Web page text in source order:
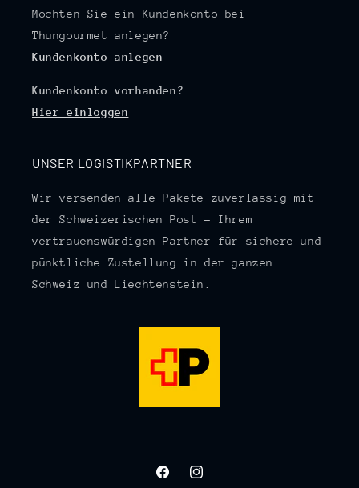
Möchten Sie ein Kundenkonto bei
Thungourmet anlegen?
Kundenkonto anlegen
Kundenkonto vorhanden?
Hier einloggen
UNSER LOGISTIKPARTNER
Wir versenden alle Pakete zuverlässig mit
der Schweizerischen Post – Ihrem
vertrauenswürdigen Partner für sichere und
pünktliche Zustellung in der ganzen
Schweiz und Liechtenstein.
FacebookInstagram